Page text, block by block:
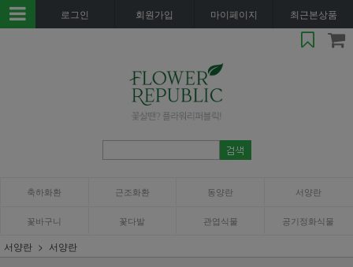
로그인 회원가입 마이페이지 최근본상품
축하화환 근조화환 동양란 서양란
꽃바구니 꽃다발 관엽식물 공기정화식물
서양란 서양란